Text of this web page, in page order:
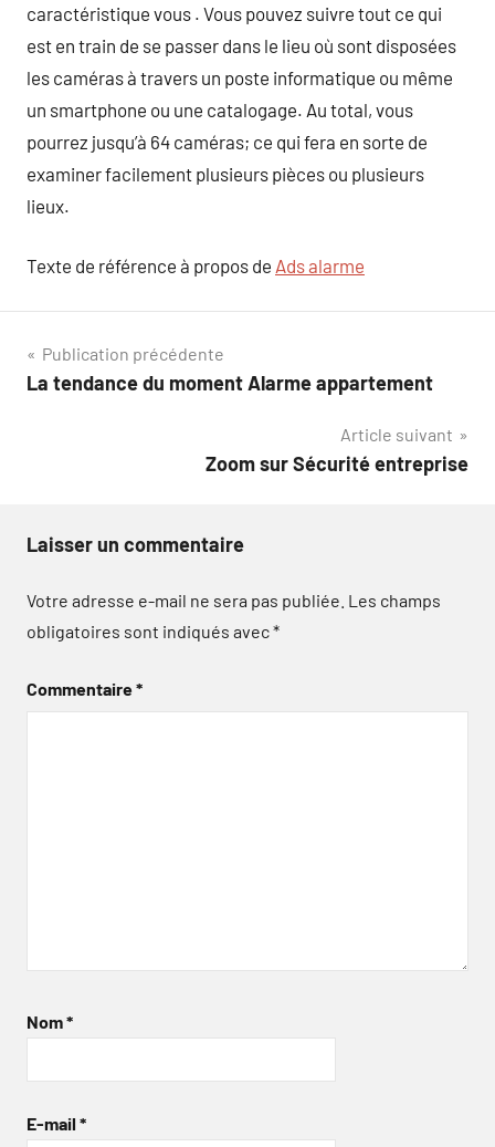
caractéristique vous . Vous pouvez suivre tout ce qui
est en train de se passer dans le lieu où sont disposées
les caméras à travers un poste informatique ou même
un smartphone ou une catalogage. Au total, vous
pourrez jusqu’à 64 caméras; ce qui fera en sorte de
examiner facilement plusieurs pièces ou plusieurs
lieux.
Texte de référence à propos de Ads alarme
Navigation
de
Publication précédente
La tendance du moment Alarme appartement
Article suivant
Zoom sur Sécurité entreprise
Laisser un commentaire
Votre adresse e-mail ne sera pas publiée. Les champs
obligatoires sont indiqués avec*
Commentaire*
Nom*
E-mail *